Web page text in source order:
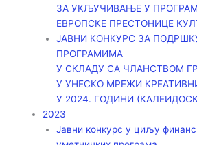
ЗА УКЉУЧИВАЊЕ У ПРОГРАМ
ЕВРОПСКЕ ПРЕСТОНИЦЕ
ЈАВНИ КОНКУРС ЗА
ПРОГРАМИМА
У СКЛАДУ СА ЧЛАНСТВОМ
У УНЕСКО МРЕЖИ
У 2024. ГОДИНИ
2023
Јавни конкурс у циљу